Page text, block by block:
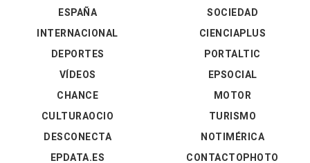
ESPAÑA
INTERNACIONAL
DEPORTES
VÍDEOS
SOCIEDAD
CIENCIAPLUS
PORTALTIC
EPSOCIAL
CHANCE
CULTURAOCIO
DESCONECTA
EPDATA.ES
MOTOR
TURISMO
NOTIMÉRICA
CONTACTOPHOTO